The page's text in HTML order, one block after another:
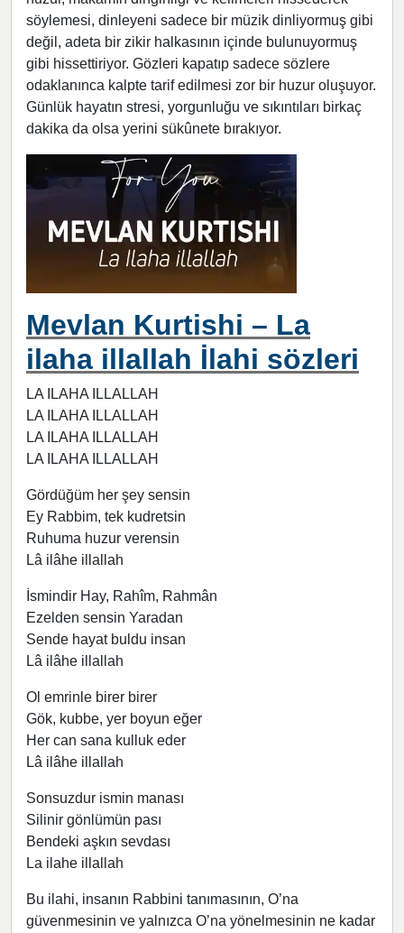
söylemesi, dinleyeni sadece bir müzik dinliyormuş gibi
değil, adeta bir zikir halkasının içinde bulunuyormuş
gibi hissettiriyor. Gözleri kapatıp sadece sözlere
odaklanınca kalpte tarif edilmesi zor bir huzur oluşuyor.
Günlük hayatın stresi, yorgunluğu ve sıkıntıları birkaç
dakika da olsa yerini sükûnete bırakıyor.
Mevlan Kurtishi – La
ilaha illallah İlahi sözleri
LA ILAHA ILLALLAH
LA ILAHA ILLALLAH
LA ILAHA ILLALLAH
LA ILAHA ILLALLAH
Gördüğüm her şey sensin
Ey Rabbim, tek kudretsin
Ruhuma huzur verensin
Lâ ilâhe illallah
İsmindir Hay, Rahîm, Rahmân
Ezelden sensin Yaradan
Sende hayat buldu insan
Lâ ilâhe illallah
Ol emrinle birer birer
Gök, kubbe, yer boyun eğer
Her can sana kulluk eder
Lâ ilâhe illallah
Sonsuzdur ismin manası
Silinir gönlümün pası
Bendeki aşkın sevdası
La ilahe illallah
Bu ilahi, insanın Rabbini tanımasının, O’na
güvenmesinin ve yalnızca O’na yönelmesinin ne kadar